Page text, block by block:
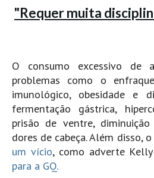
Peniche Supertubos HD
Ericeira HD
Ericeira - Ribeira D'Ilhas HD
Boardriders Ericeira HD
Ericeira Praias Sul HD
Foz do Lizandro
SINTRA
"Requer muita
O consumo excessivo de
problemas como o
imunológico, obesidade e
fermentação gástrica,
prisão de ventre,
dores de cabeça. Além disso,
um vício, como adverte
para a GQ.